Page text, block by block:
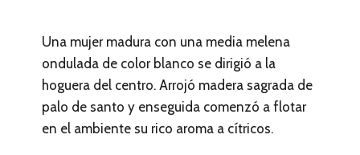
Una mujer madura con una media melena
ondulada de color blanco se dirigió a la
hoguera del centro. Arrojó madera sagrada de
palo de santo y enseguida comenzó a flotar
en el ambiente su rico aroma a cítricos.